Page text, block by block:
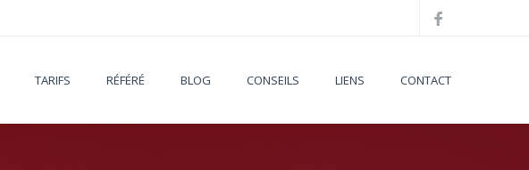
TARIFS RÉFÉRÉ BLOG CONSEILS LIENS CONTACT